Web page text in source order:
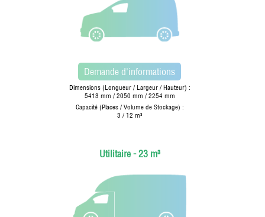
Demande d'informations
Dimensions (Longueur / Largeur / Hauteur) :
5413 mm / 2050 mm / 2254 mm
Capacité (Places / Volume de Stockage) :
3 / 12 m³
Utilitaire - 23 m³